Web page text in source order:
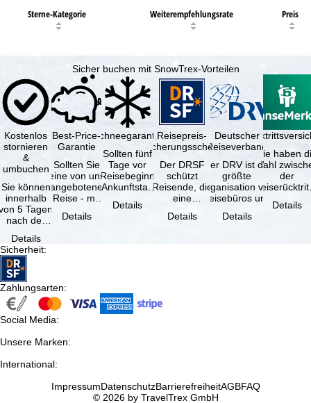
Sterne-Kategorie Weiterempfehlungsrate Preis
Sicher buchen mit SnowTrex-Vorteilen
Kostenlos
stornieren
&
umbuchen
Sie können
innerhalb
5 Tagen
nach der
kostenfrei
…
Details
Best-Price-
Garantie
Sollten Sie
eine von uns
angebotene
Reise - mit
Verfügbarkeit
Details
Schneegarantie
Sollten fünf
Tage vor
Reisebeginn
(Ankunftstag)
aufgrund von
Schneemangel
Details
Reisepreis-
Sicherungsschein
Der DRSF
schützt
Reisende, die
eine
oder
Details
Deutscher
Reiseverband
Der DRV ist die
größte
Organisation von
Reisebüros und
Reiseveranstaltern
in …
Details
Sie haben
Wahl
der
(inklusive
Details
Sicherheit:
Zahlungsarten:
Social Media:
Unsere Marken:
International:
ImpressumDatenschutzBarrierefreiheitAGBFAQ
© 2026 by TravelTrex GmbH